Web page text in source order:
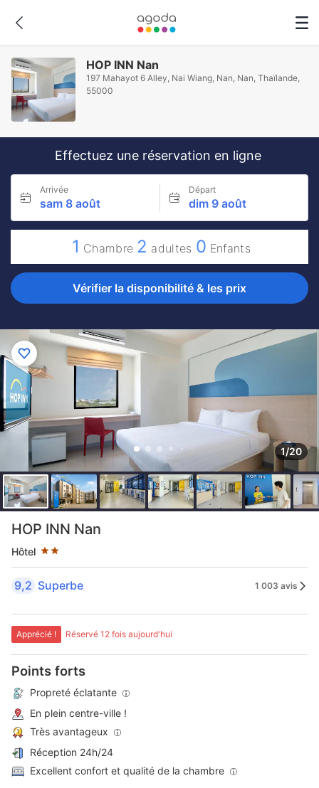
HOP INN Nan
197 Mahayot 6 Alley, Nai Wiang, Nan, Nan, Thaïlande,
55000
Effectuez une réservation en ligne
Arrivée
sam 8 août
Départ
dim 9 août
1 Chambre 2 adultes 0 Enfants
Vérifier la disponibilité & les prix
1/20
HOP INN Nan
Hôtel
2 étoiles au classement par étoile
9,2 Superbe 1 003 avis
Apprécié ! Réservé 12 fois aujourd'hui
Points forts
Propreté éclatante
En plein centre-ville !
Très avantageux
Réception 24h/24
Excellent confort et qualité de la chambre